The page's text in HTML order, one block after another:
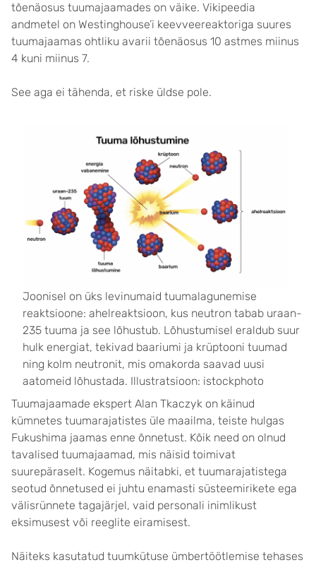
tõenäosus tuumajaamades on väike. Vikipeedia
andmetel on Westinghouse’i keevveereaktoriga suures
tuumajaamas ohtliku avarii tõenäosus 10 astmes miinus
4 kuni miinus 7.
See aga ei tähenda, et riske üldse pole.
Joonisel on üks levinumaid tuumalagunemise
reaktsioone: ahelreaktsioon, kus neutron tabab uraan-
235 tuuma ja see lõhustub. Lõhustumisel eraldub suur
hulk energiat, tekivad baariumi ja krüptooni tuumad
ning kolm neutronit, mis omakorda saavad uusi
aatomeid lõhustada. Illustratsioon: istockphoto
Tuumajaamade ekspert Alan Tkaczyk on käinud
kümnetes tuumarajatistes üle maailma, teiste hulgas
Fukushima jaamas enne õnnetust. Kõik need on olnud
tavalised tuumajaamad, mis näisid toimivat
suurepäraselt. Kogemus näitabki, et tuumarajatistega
seotud õnnetused ei juhtu enamasti süsteemirikete ega
välisrünnete tagajärjel, vaid personali inimlikust
eksimusest või reeglite eiramisest.
Näiteks kasutatud tuumkütuse ümbertöötlemise tehases